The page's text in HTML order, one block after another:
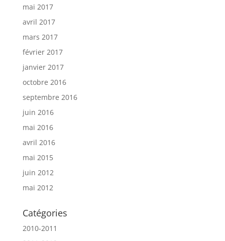
mai 2017
avril 2017
mars 2017
février 2017
janvier 2017
octobre 2016
septembre 2016
juin 2016
mai 2016
avril 2016
mai 2015
juin 2012
mai 2012
Catégories
2010-2011